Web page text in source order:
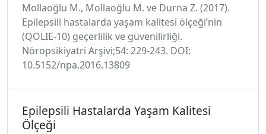
Mollaoğlu M., Mollaoğlu M. ve Durna Z. (2017).
Epilepsili hastalarda yaşam kalitesi ölçeği’nin
(QOLIE-10) geçerlilik ve güvenilirliği.
Nöropsikiyatri Arşivi;54: 229-243. DOI:
10.5152/npa.2016.13809
Epilepsili Hastalarda Yaşam Kalitesi
Ölçeği